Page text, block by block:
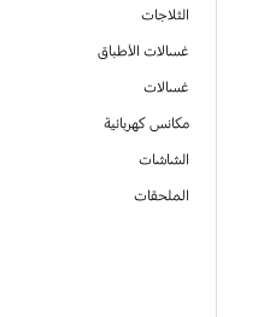
الثلاجات
غسالات الأطباق
غسالات
مكانس كهربائية
الشاشات
الملحقات